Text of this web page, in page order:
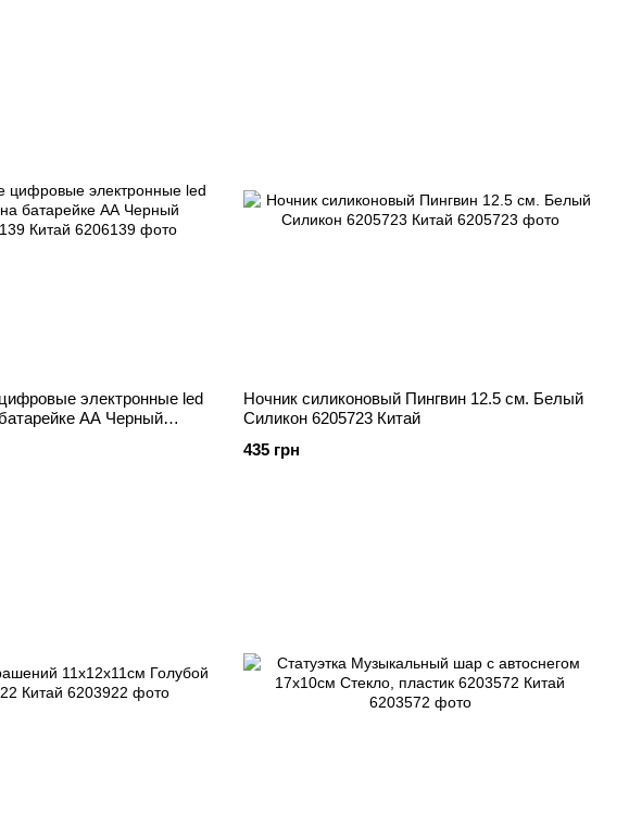
электронные led
АА Черный
Ночник силиконовый Пингвин 12.5 см. Белый
Силикон 6205723 Китай
435 грн